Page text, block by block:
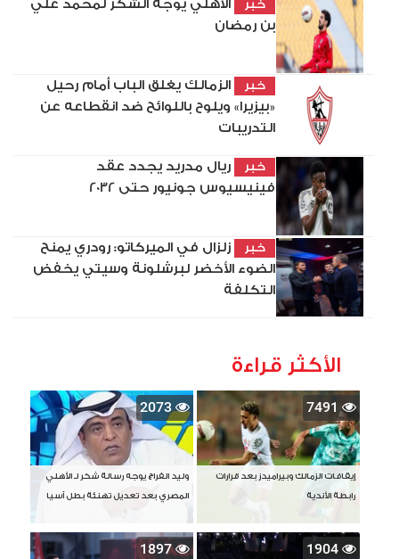
خبر
الأهلي يوجه الشكر لمحمد علي
بن رمضان
خبر
الزمالك يغلق الباب أمام رحيل
«بيزيرا» ويلوح باللوائح ضد انقطاعه عن
التدريبات
خبر
ريال مدريد يجدد عقد
فينيسيوس جونيور حتى 2032
خبر
زلزال في الميركاتو: رودري يمنح
الضوء الأخضر لبرشلونة وسيتي يخفض
التكلفة
الأكثر قراءة
7491
إيقافات الزمالك وبيراميدز بعد قرارات
رابطة الأندية
2073
وليد الفراج يوجه رسالة شكر لـ الأهلي
المصري بعد تعديل تهنئة بطل آسيا
1904
1897